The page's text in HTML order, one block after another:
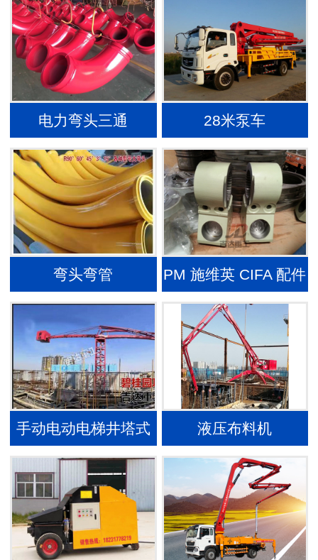
电力弯头三通 28米泵车
弯头弯管 PM 施维英 CIFA 配件
手动电动电梯井塔式
内爬布料机
液压布料机